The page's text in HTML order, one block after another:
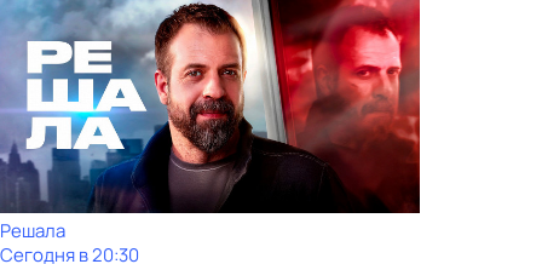
Решала
Сегодня в 20:30